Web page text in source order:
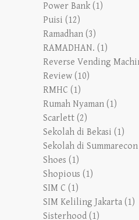
Power Bank (1)
Puisi (12)
Ramadhan (3)
RAMADHAN. (1)
Reverse Vending
Review (10)
RMHC (1)
Rumah Nyaman (1)
Scarlett (2)
Sekolah di Bekasi (1)
Sekolah di Summarecon
Shoes (1)
Shopious (1)
SIM C (1)
SIM Keliling Jakarta (1)
Sisterhood (1)